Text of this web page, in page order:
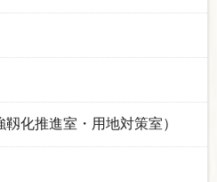
化推進室・用地対策室）